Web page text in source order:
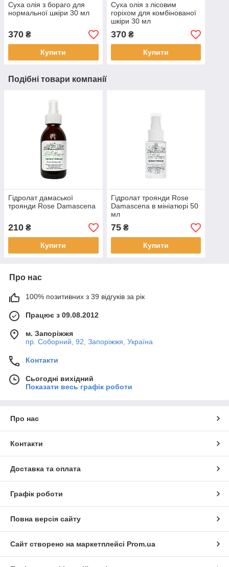
Суха олія з бораго для
нормальної шкіри 30 мл
370 ₴
Купити
Суха олія з лісовим
горіхом для комбінованої
шкіри 30 мл
370₴
Купити
Подібні товари компанії
Гідролат дамаської
троянди Rose Damascena
210 ₴
Купити
Гідролат троянди Rose
Damascena в мініатюрі 50
мл
75₴
Купити
Про нас
100% позитивних з 39 відгуків за рік
Працює з 09.08.2012
м. Запоріжжя
пр. Соборний, 92, Запоріжжя, Україна
Контакти
Сьогодні вихідний
Показати весь графік роботи
Про нас
Контакти
Доставка та оплата
Графік роботи
Повна версія сайту
Сайт створено на маркетплейсі Prom.ua